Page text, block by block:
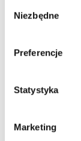
Niezbędne
Preferencje
Statystyka
Marketing
INFORMACJE
SKŁAD
PRÓBKI TKANIN